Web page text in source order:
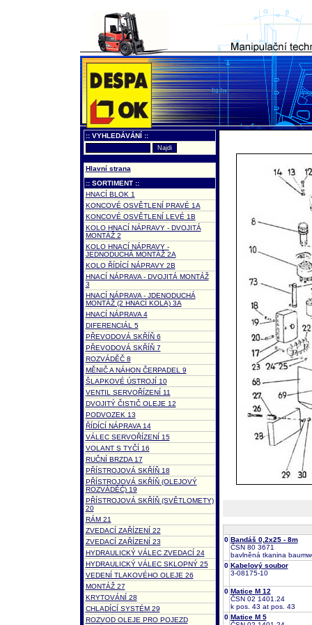
:: VYHLEDÁVÁNÍ ::
Hlavní strana
:: SORTIMENT ::
HNACÍ BLOK 1
KONCOVÉ OSVĚTLENÍ PRAVÉ 1A
KONCOVÉ OSVĚTLENÍ LEVÉ 1B
KOLO HNACÍ NÁPRAVY - DVOJITÁ
MONTÁŽ 2
KOLO HNACÍ NÁPRAVY -
JEDNODUCHÁ MONTÁŽ 2A
KOLO ŘÍDÍCÍ NÁPRAVY 2B
HNACÍ NÁPRAVA - DVOJITÁ MONTÁŽ
3
HNACÍ NÁPRAVA - JDENODUCHÁ
MONTÁŽ (2 HNACÍ KOLA) 3A
HNACÍ NÁPRAVA 4
DIFERENCIÁL 5
PŘEVODOVÁ SKŘÍŇ 6
PŘEVODOVÁ SKŘÍŇ 7
ROZVÁDĚČ 8
MĚNIČ A NÁHON ČERPADEL 9
ŠLAPKOVÉ ÚSTROJÍ 10
VENTIL SERVOŘÍZENÍ 11
DVOJITÝ ČISTIČ OLEJE 12
PODVOZEK 13
ŘÍDÍCÍ NÁPRAVA 14
VÁLEC SERVOŘÍZENÍ 15
VOLANT S TYČÍ 16
RUČNÍ BRZDA 17
PŘÍSTROJOVÁ SKŘÍŇ 18
PŘÍSTROJOVÁ SKŘÍŇ (OLEJOVÝ
ROZVÁDĚČ) 19
PŘÍSTROJOVÁ SKŘÍŇ (SVĚTLOMETY)
20
RÁM 21
ZVEDACÍ ZAŘÍZENÍ 22
ZVEDACÍ ZAŘÍZENÍ 23
HYDRAULICKÝ VÁLEC ZVEDACÍ 24
HYDRAULICKÝ VÁLEC SKLOPNÝ 25
VEDENÍ TLAKOVÉHO OLEJE 26
MONTÁŽ 27
KRYTOVÁNÍ 28
CHLADÍCÍ SYSTÉM 29
ROZVOD OLEJE PRO POJEZD
0 Bandáš 0,2x25 - 8m
ČSN 80 3671
bavlněná tkanina
0 Kabelový soubor
3-08175-10
0 Matice M 12
ČSN 02 1401.24
k pos. 43 at pos. 43
0 Matice M 5